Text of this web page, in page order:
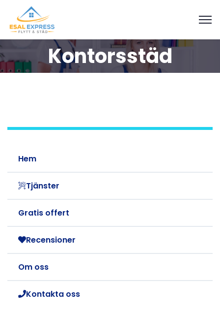
Kontorsstäd
Hem
Tjänster
Gratis offert
Recensioner
Om oss
Kontakta oss